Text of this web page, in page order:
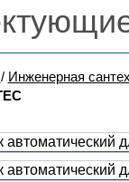
/ Инженерная
автоматический
автоматический